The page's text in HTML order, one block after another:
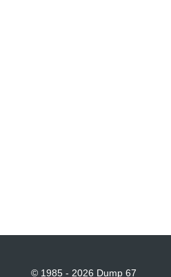
© 1985 - 2026 Dump 67